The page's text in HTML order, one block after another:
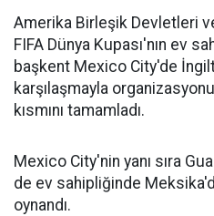
Amerika Birleşik Devletleri
FIFA Dünya Kupası'nın ev
başkent Mexico City'de
karşılaşmayla
kısmını tamamladı.
Mexico City'nin yanı sıra
de ev sahipliğinde
oynandı.